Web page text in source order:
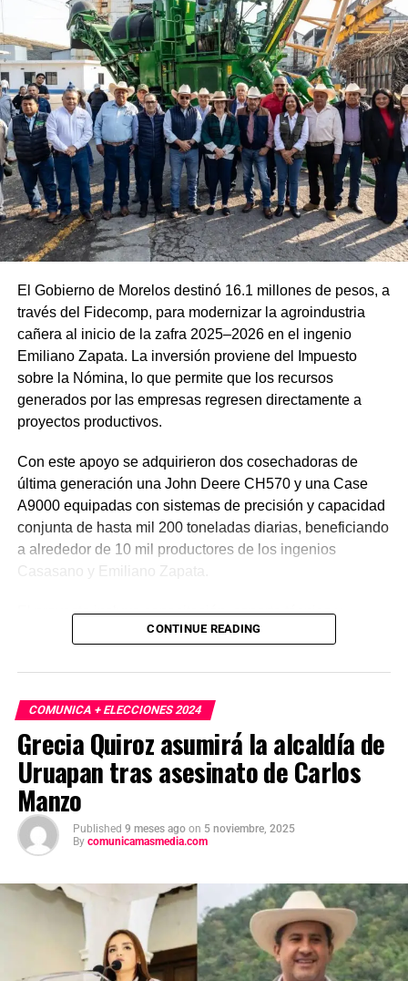
El Gobierno de Morelos destinó 16.1 millones de pesos, a
través del Fidecomp, para modernizar la agroindustria
cañera al inicio de la zafra 2025–2026 en el ingenio
Emiliano Zapata. La inversión proviene del Impuesto
sobre la Nómina, lo que permite que los recursos
generados por las empresas regresen directamente a
proyectos productivos.
Con este apoyo se adquirieron dos cosechadoras de
última generación una John Deere CH570 y una Case
A9000 equipadas con sistemas de precisión y capacidad
conjunta de hasta mil 200 toneladas diarias, beneficiando
a alrededor de 10 mil productores de los ingenios
Casasano y Emiliano Zapata.
El proyecto incluye capacitación, soporte técnico y
diagnóstico con dron, y permitirá incrementar en al menos
KARBE y elevar los ingresos del sector. Con estas
acciones, la administración de Margarita González
Saravia refuerza un modelo de desarrollo basado en
innovación y bienestar para las familias cañeras de
Morelos.
CONTINUE READING
COMUNICA + ELECCIONES 2024
Grecia Quiroz asumirá la alcaldía de
Uruapan tras asesinato de Carlos
Manzo
Published 9 meses ago on 5 noviembre, 2025
By comunicamasmedia.com